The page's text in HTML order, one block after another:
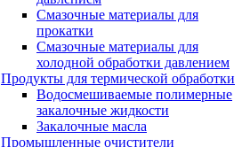
Смазочные материалы для
прокатки
Смазочные материалы для
холодной обработки давлением
Продукты для термической обработки
Водосмешиваемые полимерные
закалочные жидкости
Закалочные масла
Промышленные очистители